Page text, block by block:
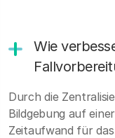
Wie
Durch die
Bildgebung auf
Zeitaufwand für